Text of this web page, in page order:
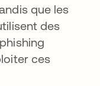
que les
des
ces